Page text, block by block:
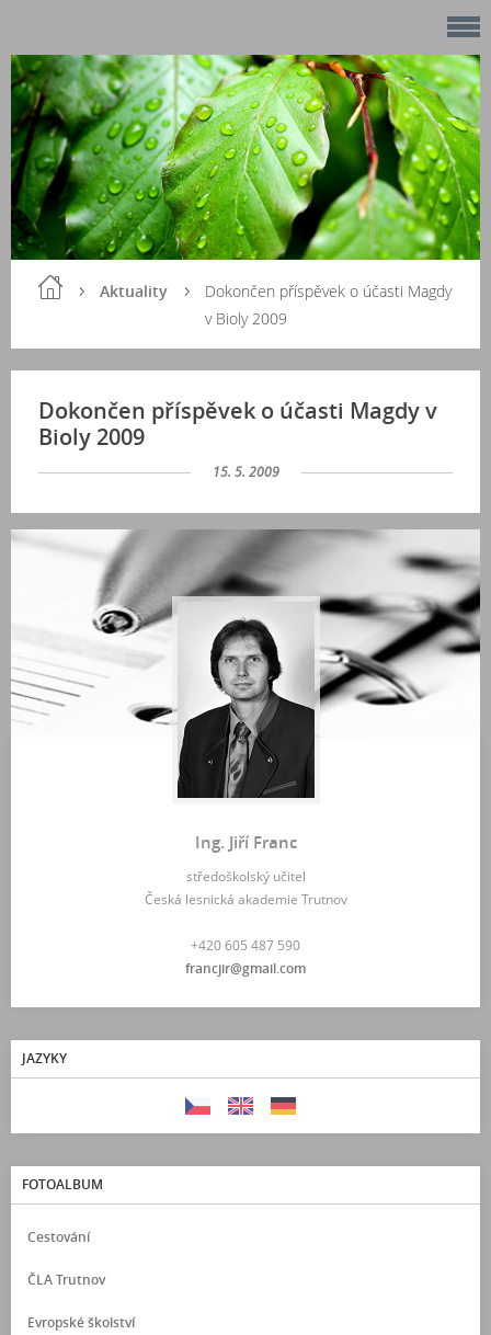
Aktuality
Dokončen příspěvek o účasti Magdy
v Bioly 2009
Dokončen příspěvek o účasti Magdy v
Bioly 2009
15. 5. 2009
Ing. Jiří Franc
středoškolský učitel
Česká lesnická akademie Trutnov
+420 605 487 590
francjir@gmail.com
JAZYKY
FOTOALBUM
Cestování
ČLA Trutnov
Evropské školství